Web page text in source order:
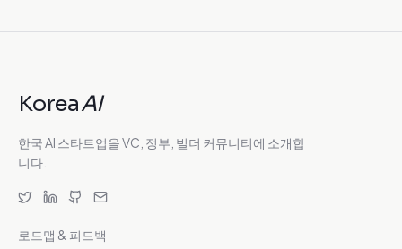
KoreaAI
한국 AI 스타트업을 VC, 정부, 빌더 커뮤니티에 소개합
니다.
로드맵 & 피드백